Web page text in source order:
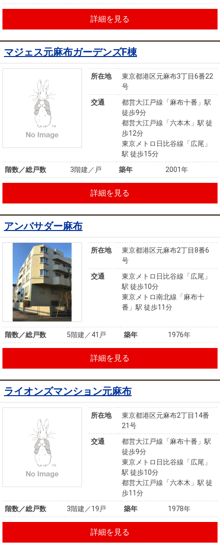
詳細を見る
マジェス元麻布ガーデンズF棟
所在地
東京都港区元麻布3丁目6番22
号
交通
都営大江戸線「麻布十番」駅
徒歩9分
都営大江戸線「六本木」駅 徒
歩12分
東京メトロ日比谷線「広尾」
駅 徒歩15分
階数／総戸数
3階建／戸 築年 2001年
詳細を見る
アンバサダー麻布
所在地
東京都港区元麻布2丁目8番6
号
交通
東京メトロ日比谷線「広尾」
駅 徒歩10分
東京メトロ南北線「麻布十
番」駅 徒歩11分
階数／総戸数 5階建／41戸 築年 1976年
詳細を見る
ライオンズマンション元麻布
所在地
東京都港区元麻布2丁目14番
21号
交通
都営大江戸線「麻布十番」駅
徒歩9分
東京メトロ日比谷線「広尾」
駅 徒歩10分
都営大江戸線「六本木」駅 徒
歩11分
階数／総戸数
3階建／19戸 築年 1978年
詳細を見る